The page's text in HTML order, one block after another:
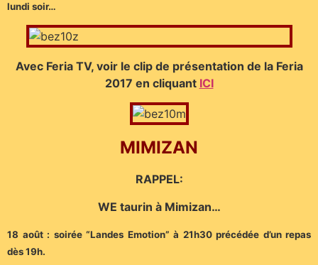
lundi soir…
Avec Feria TV, voir le clip de présentation de la Feria
2017 en cliquant ICI
MIMIZAN
RAPPEL:
WE taurin à Mimizan…
18 août : soirée “Landes Emotion” à 21h30 précédée d’un repas
dès 19h.